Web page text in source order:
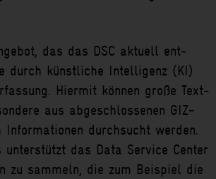
das das DSC aktuell ent­
durch künst­liche Intelligenz (KI)
Hier­mit können große Text­
aus ab­ge­schlossenen GIZ-
Informationen durch­sucht werden.
unter­stützt das Data Service Center
zu sammeln, die zum Bei­spiel die